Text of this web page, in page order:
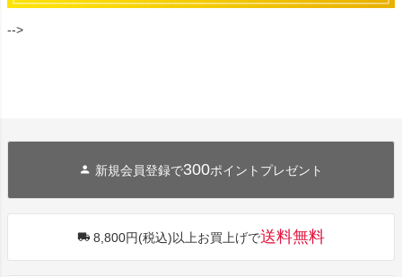
-->
新規会員登録で300ポイントプレゼント
8,800円(税込)以上お買上げで送料無料